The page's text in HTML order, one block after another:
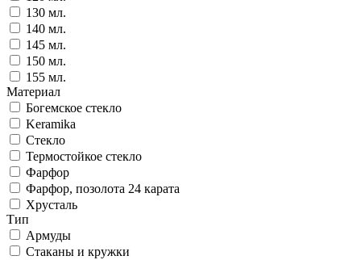
130 мл.
140 мл.
145 мл.
150 мл.
155 мл.
Материал
Богемское стекло
Keramika
Стекло
Термостойкое стекло
Фарфор
Фарфор, позолота 24 карата
Хрусталь
Тип
Армуды
Стаканы и кружки